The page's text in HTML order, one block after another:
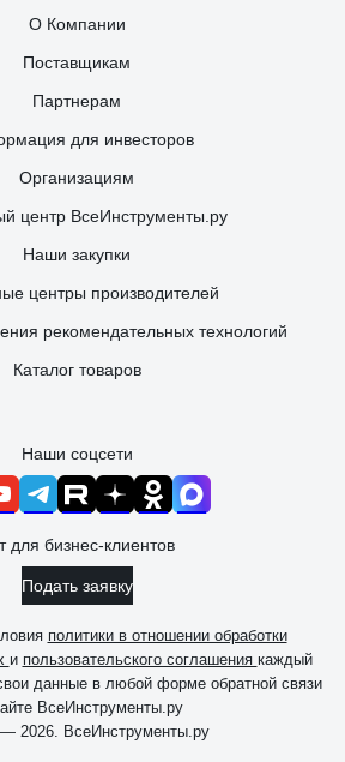
О Компании
Поставщикам
Партнерам
для инвесторов
Организациям
центр ВсеИнструменты.ру
Наши закупки
центры производителей
рекомендательных технологий
Каталог товаров
Наши соцсети
для бизнес-клиентов
Подать заявку
политики в отношении обработки
и пользовательского соглашения каждый
данные в любой форме обратной связи
ВсеИнструменты.ру
2026. ВсеИнструменты.ру